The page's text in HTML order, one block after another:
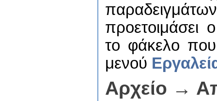
προετοιμάσει
το φάκελο
μενού
Αρχείο →